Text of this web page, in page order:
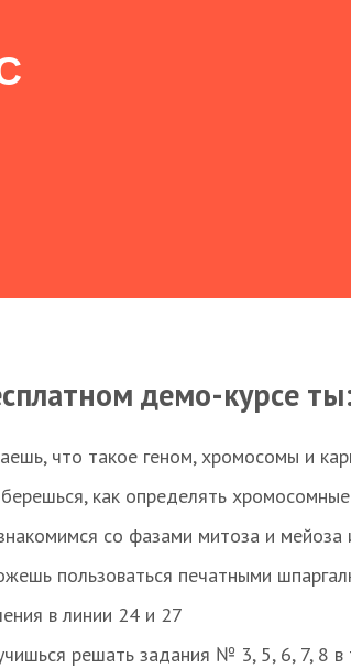
демо-курсе
что такое геном, хромосомы и
как определять
со фазами митоза и мейоза
пользоваться печатными
в линии 24 и 27
решать задания № 3, 5, 6, 7, 8